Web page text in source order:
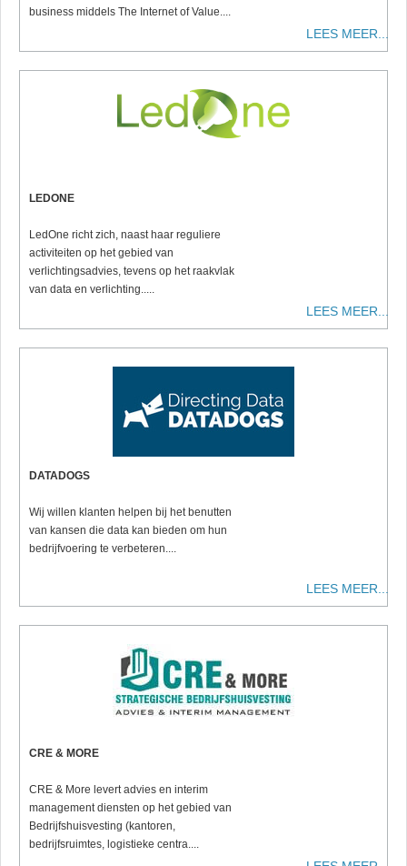
business middels The Internet of Value....
LEES MEER...
LEDONE
LedOne richt zich, naast haar reguliere
activiteiten op het gebied van
verlichtingsadvies, tevens op het raakvlak
van data en verlichting.....
LEES MEER...
DATADOGS
Wij willen klanten helpen bij het benutten
van kansen die data kan bieden om hun
bedrijfvoering te verbeteren....
LEES MEER...
CRE & MORE
CRE & More levert advies en interim
management diensten op het gebied van
Bedrijfshuisvesting (kantoren,
bedrijfsruimtes, logistieke centra....